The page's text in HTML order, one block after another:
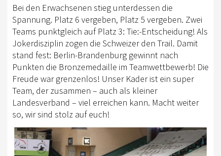
Bei den Erwachsenen stieg unterdessen die
Spannung. Platz 6 vergeben, Platz 5 vergeben. Zwei
Teams punktgleich auf Platz 3: Tie:-Entscheidung! Als
Jokerdisziplin zogen die Schweizer den Trail. Damit
stand fest: Berlin-Brandenburg gewinnt nach
Punkten die Bronzemedaille im Teamwettbewerb! Die
Freude war grenzenlos! Unser Kader ist ein super
Team, der zusammen – auch als kleiner
Landesverband – viel erreichen kann. Macht weiter
so, wir sind stolz auf euch!